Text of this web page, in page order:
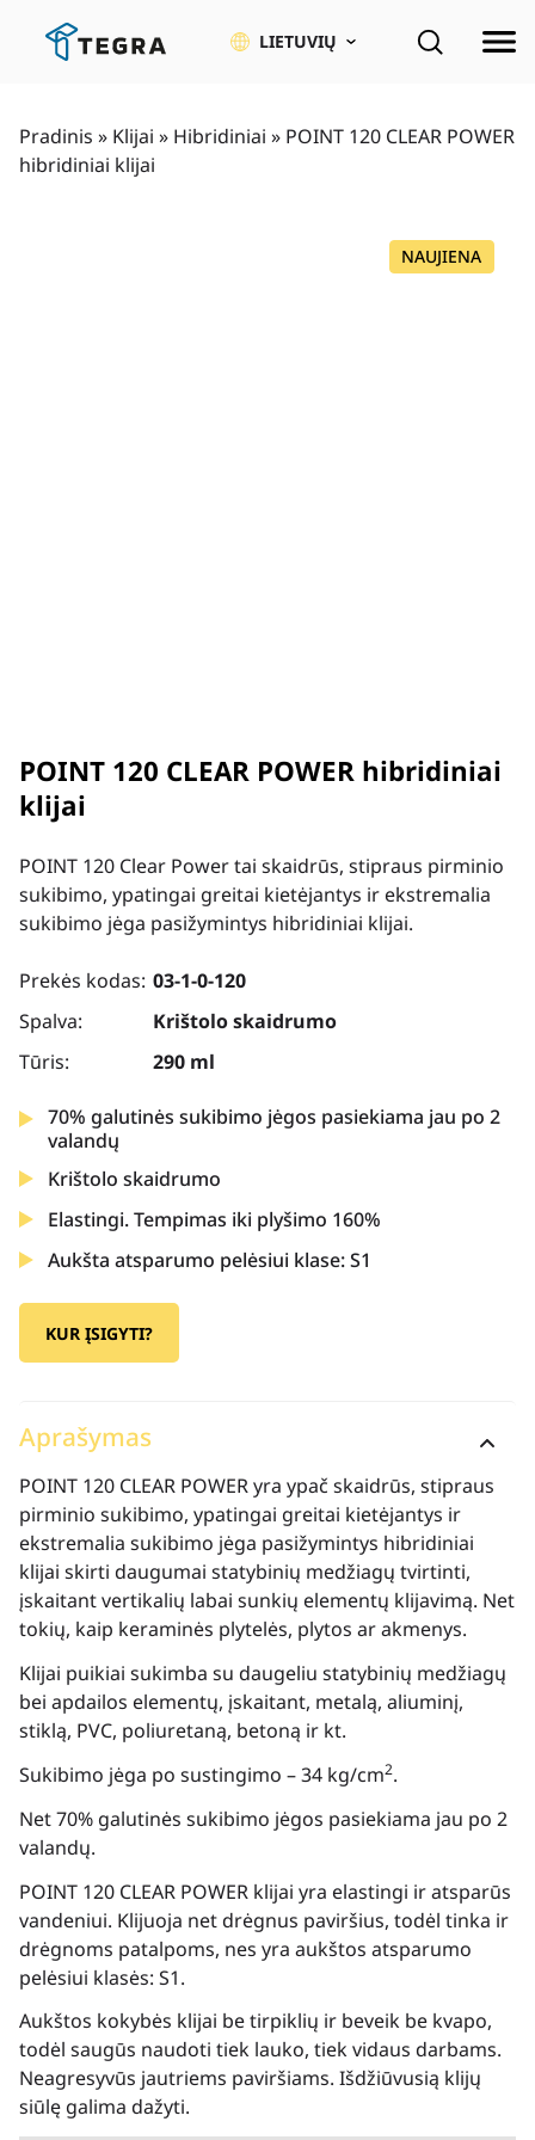
LIETUVIŲ
Pradinis » Klijai » Hibridiniai » POINT 120 CLEAR POWER
hibridiniai klijai
NAUJIENA
POINT 120 CLEAR POWER hibridiniai
klijai
POINT 120 Clear Power tai skaidrūs, stipraus pirminio
sukibimo, ypatingai greitai kietėjantys ir ekstremalia
sukibimo jėga pasižymintys hibridiniai klijai.
Prekės kodas: 03-1-0-120
Spalva:
Krištolo skaidrumo
Tūris:
290 ml
70% galutinės sukibimo jėgos pasiekiama jau po 2
valandų
Krištolo skaidrumo
Elastingi. Tempimas iki plyšimo 160%
Aukšta atsparumo pelėsiui klase: S1
KUR ĮSIGYTI?
Aprašymas
POINT 120 CLEAR POWER yra ypač skaidrūs, stipraus
pirminio sukibimo, ypatingai greitai kietėjantys ir
ekstremalia sukibimo jėga pasižymintys hibridiniai
klijai skirti daugumai statybinių medžiagų tvirtinti,
įskaitant vertikalių labai sunkių elementų klijavimą. Net
tokių, kaip keraminės plytelės, plytos ar akmenys.
Klijai puikiai sukimba su daugeliu statybinių medžiagų
bei apdailos elementų, įskaitant, metalą, aliuminį,
stiklą, PVC, poliuretaną, betoną ir kt.
Sukibimo jėga po sustingimo – 34 kg/cm2.
Net 70% galutinės sukibimo jėgos pasiekiama jau po 2
valandų.
POINT 120 CLEAR POWER klijai yra elastingi ir atsparūs
vandeniui. Klijuoja net drėgnus paviršius, todėl tinka ir
drėgnoms patalpoms, nes yra aukštos atsparumo
pelėsiui klasės: S1.
Aukštos kokybės klijai be tirpiklių ir beveik be kvapo,
todėl saugūs naudoti tiek lauko, tiek vidaus darbams.
Neagresyvūs jautriems paviršiams. Išdžiūvusią klijų
siūlę galima dažyti.